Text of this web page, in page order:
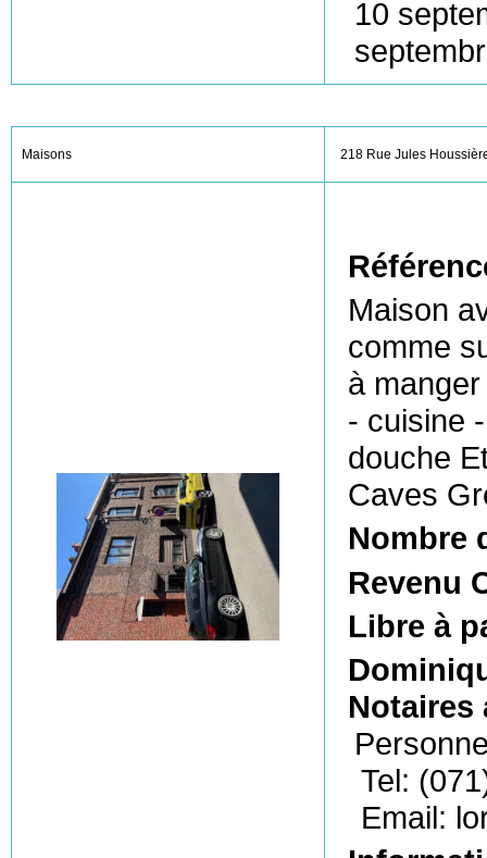
10
Maisons 218 Rue Jules
Maison
comme
à
- cuisine
douche
Caves
Nombre
Revenu
Libre à
Notaires
Tel:
Email: